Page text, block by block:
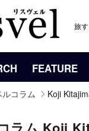
旅
FEATURE
ルコラム Koji